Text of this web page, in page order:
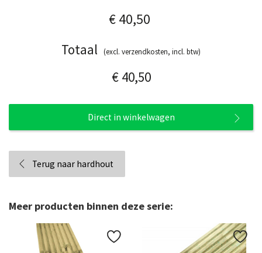
€ 40,50
Totaal
(excl. verzendkosten, incl. btw)
€ 40,50
Direct in winkelwagen
Terug naar hardhout
Meer producten binnen deze serie: